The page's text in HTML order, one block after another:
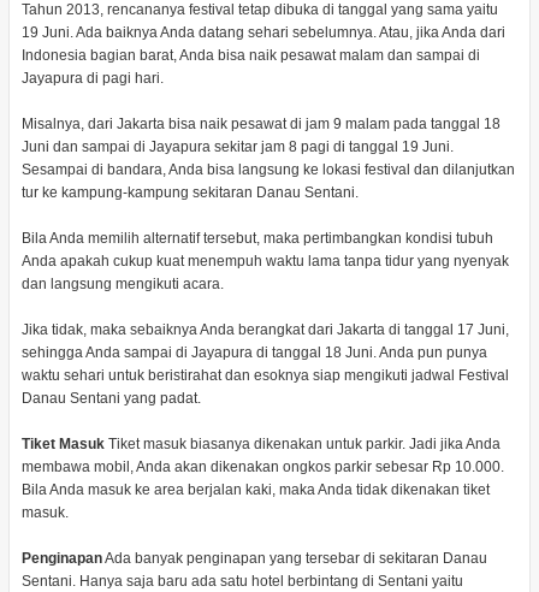
Tahun 2013, rencananya festival tetap dibuka di tanggal yang sama yaitu
19 Juni. Ada baiknya Anda datang sehari sebelumnya. Atau, jika Anda dari
Indonesia bagian barat, Anda bisa naik pesawat malam dan sampai di
Jayapura di pagi hari.
Misalnya, dari Jakarta bisa naik pesawat di jam 9 malam pada tanggal 18
Juni dan sampai di Jayapura sekitar jam 8 pagi di tanggal 19 Juni.
Sesampai di bandara, Anda bisa langsung ke lokasi festival dan dilanjutkan
tur ke kampung-kampung sekitaran Danau Sentani.
Bila Anda memilih alternatif tersebut, maka pertimbangkan kondisi tubuh
Anda apakah cukup kuat menempuh waktu lama tanpa tidur yang nyenyak
dan langsung mengikuti acara.
Jika tidak, maka sebaiknya Anda berangkat dari Jakarta di tanggal 17 Juni,
sehingga Anda sampai di Jayapura di tanggal 18 Juni. Anda pun punya
waktu sehari untuk beristirahat dan esoknya siap mengikuti jadwal Festival
Danau Sentani yang padat.
Tiket MasukTiket masuk biasanya dikenakan untuk parkir. Jadi jika Anda
membawa mobil, Anda akan dikenakan ongkos parkir sebesar Rp 10.000.
Bila Anda masuk ke area berjalan kaki, maka Anda tidak dikenakan tiket
masuk.
PenginapanAda banyak penginapan yang tersebar di sekitaran Danau
Sentani. Hanya saja baru ada satu hotel berbintang di Sentani yaitu